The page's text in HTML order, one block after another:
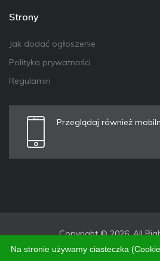
Strony
Jak dodać ogłoszenie
Polityka prywatności
Regulamin
Przeglądaj również
Copyright © 2026. All
Na stronie używamy ciasteczka